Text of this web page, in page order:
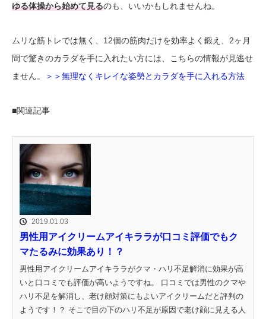
ゆる体操から始めて見るのも、いいかもしれませんね。
ムリな筋トレでは無く、12個の筋肉だけを効率よく鍛え、2ヶ月
間で驚きのカラダを手に入れたい方には、こちらの情報が見逃せ
ません。
＞＞無理なくキレイな姿勢とカラダを手に入れる方法
■関連記事
2019.01.03
男性用アイクリームアイキララが口コミ評価でもク
マたるみに効果あり！？
男性用アイクリームアイキララがクマ・ハリ不足解消に効果が高
いと口コミでも評価が高いようですね。 口コミでは男性のクマや
ハリ不足を解消し、老け顔対策にもよいアイクリームだと評判の
ようです！？ そこで目の下のハリ不足が原因で老け顔に見える人